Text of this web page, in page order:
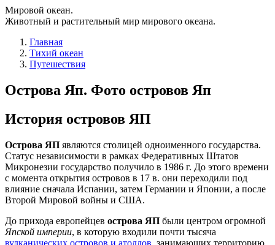
Мировой океан.
Животный и растительный мир мирового океана.
Главная
Тихий океан
Путешествия
Острова Яп. Фото островов Яп
История островов ЯП
Острова ЯП являются столицей одноименного государства.
Статус независимости в рамках Федеративных Штатов
Микронезии государство получило в 1986 г. До этого времени
с момента открытия островов в 17 в. они переходили под
влияние сначала Испании, затем Германии и Японии, а после
Второй Мировой войны и США.
До прихода европейцев острова ЯП были центром огромной
Япской империи, в которую входили почти тысяча
вулканических островов и атоллов, занимающих территорию